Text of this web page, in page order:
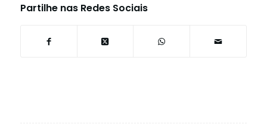
Partilhe nas Redes Sociais